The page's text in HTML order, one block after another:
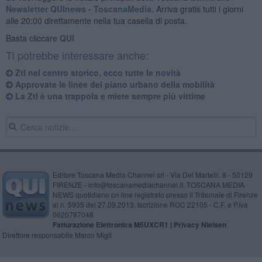
Newsletter QUInews - ToscanaMedia. Arriva gratis tutti i giorni
alle 20:00 direttamente nella tua casella di posta.
Basta cliccare QUI
Ti potrebbe interessare anche:
Ztl nel centro storico, ecco tutte le novità
Approvate le linee del piano urbano della mobilità
La Ztl è una trappola e miete sempre più vittime
Editore Toscana Media Channel srl - Via Dei Martelli, 8 - 50129
FIRENZE - info@toscanamediachannel.it. TOSCANA MEDIA
NEWS quotidiano on line registrato presso il Tribunale di Firenze
al n. 5935 del 27.09.2013. Iscrizione ROC 22105 - C.F. e P.Iva
0620787048
Fatturazione Elettronica M5UXCR1 | Privacy Nielsen
Direttore responsabile Marco Migli